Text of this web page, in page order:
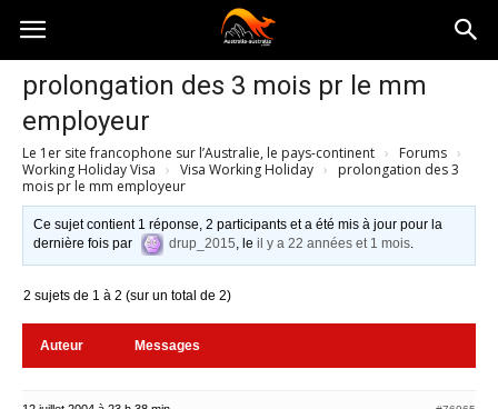
Australia-
australie.com
prolongation des 3 mois pr le mm
employeur
Le 1er site francophone sur l’Australie, le pays-continent › Forums ›
Working Holiday Visa › Visa Working Holiday ›
prolongation des 3
mois pr le mm employeur
Ce sujet contient 1 réponse, 2 participants et a été mis à jour pour la
dernière fois par
drup_2015, leil y a 22 années et 1 mois.
2 sujets de 1 à 2 (sur un total de 2)
Auteur Messages